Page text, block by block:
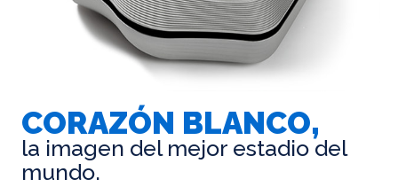
CORAZÓN BLANCO,
la imagen del mejor estadio del
mundo.